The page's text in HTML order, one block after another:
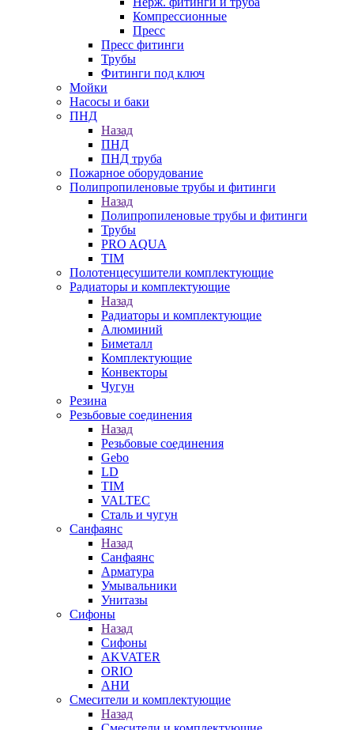
Компрессионные
Пресс
Пресс фитинги
Трубы
Фитинги под ключ
Мойки
Насосы и баки
ПНД
Назад
ПНД
ПНД труба
Пожарное оборудование
Полипропиленовые трубы и фитинги
Назад
Полипропиленовые трубы и фитинги
Трубы
PRO AQUA
TIM
Полотенцесушители комплектующие
Радиаторы и комплектующие
Назад
Радиаторы и комплектующие
Алюминий
Биметалл
Комплектующие
Конвекторы
Чугун
Резина
Резьбовые соединения
Назад
Резьбовые соединения
Gebo
LD
TIM
VALTEC
Сталь и чугун
Санфаянс
Назад
Санфаянс
Арматура
Умывальники
Унитазы
Сифоны
Назад
Сифоны
AKVATER
ORIO
АНИ
Смесители и комплектующие
Назад